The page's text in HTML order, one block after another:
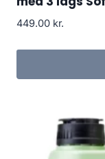
449.00 kr.